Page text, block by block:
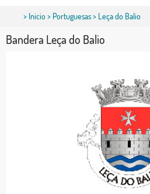
> Inicio> Portuguesas> Leça do Balio
Bandera Leça do Balio